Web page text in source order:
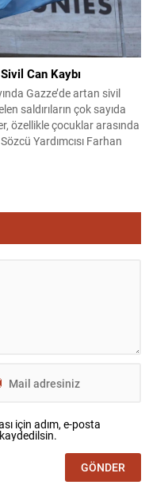
Can Kaybı
Gazze’de artan sivil
saldırıların çok sayıda
özellikle çocuklar arasında
Yardımcısı Farhan
genelinde hava
sürdüğünü; bunun
için adım, e-posta